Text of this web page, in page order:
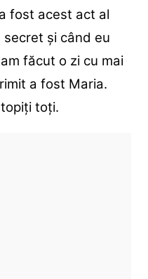
fost acest act al
și când eu
făcut o zi cu mai
a fost Maria.
toți.